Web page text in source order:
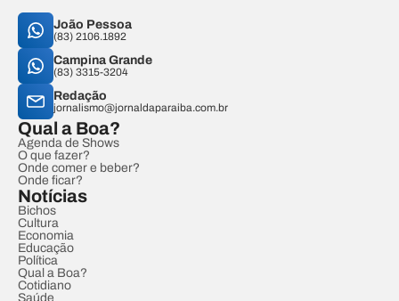
João Pessoa
(83) 2106.1892
Campina Grande
(83) 3315-3204
Redação
jornalismo@jornaldaparaiba.com.br
Qual a Boa?
Agenda de Shows
O que fazer?
Onde comer e beber?
Onde ficar?
Notícias
Bichos
Cultura
Economia
Educação
Política
Qual a Boa?
Cotidiano
Saúde